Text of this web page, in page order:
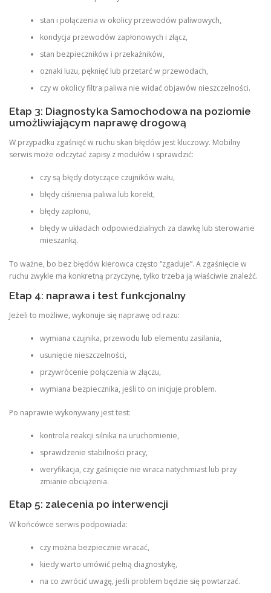
stan i połączenia w okolicy przewodów paliwowych,
kondycja przewodów zapłonowych i złącz,
stan bezpieczników i przekaźników,
oznaki luzu, pęknięć lub przetarć w przewodach,
czy w okolicy filtra paliwa nie widać objawów nieszczelności.
Etap 3: Diagnostyka Samochodowa na poziomie
umożliwiającym naprawę drogową
W przypadku zgaśnięć w ruchu skan błędów jest kluczowy. Mobilny
serwis może odczytać zapisy z modułów i sprawdzić:
czy są błędy dotyczące czujników wału,
błędy ciśnienia paliwa lub korekt,
błędy zapłonu,
błędy w układach odpowiedzialnych za dawkę lub sterowanie
mieszanką.
To ważne, bo bez błędów kierowca często “zgaduje”. A zgaśnięcie w
ruchu zwykle ma konkretną przyczynę, tylko trzeba ją właściwie znaleźć.
Etap 4: naprawa i test funkcjonalny
Jeżeli to możliwe, wykonuje się naprawę od razu:
wymiana czujnika, przewodu lub elementu zasilania,
usunięcie nieszczelności,
przywrócenie połączenia w złączu,
wymiana bezpiecznika, jeśli to on inicjuje problem.
Po naprawie wykonywany jest test:
kontrola reakcji silnika na uruchomienie,
sprawdzenie stabilności pracy,
weryfikacja, czy gaśnięcie nie wraca natychmiast lub przy
zmianie obciążenia.
Etap 5: zalecenia po interwencji
W końcówce serwis podpowiada:
czy można bezpiecznie wracać,
kiedy warto umówić pełną diagnostykę,
na co zwrócić uwagę, jeśli problem będzie się powtarzać.